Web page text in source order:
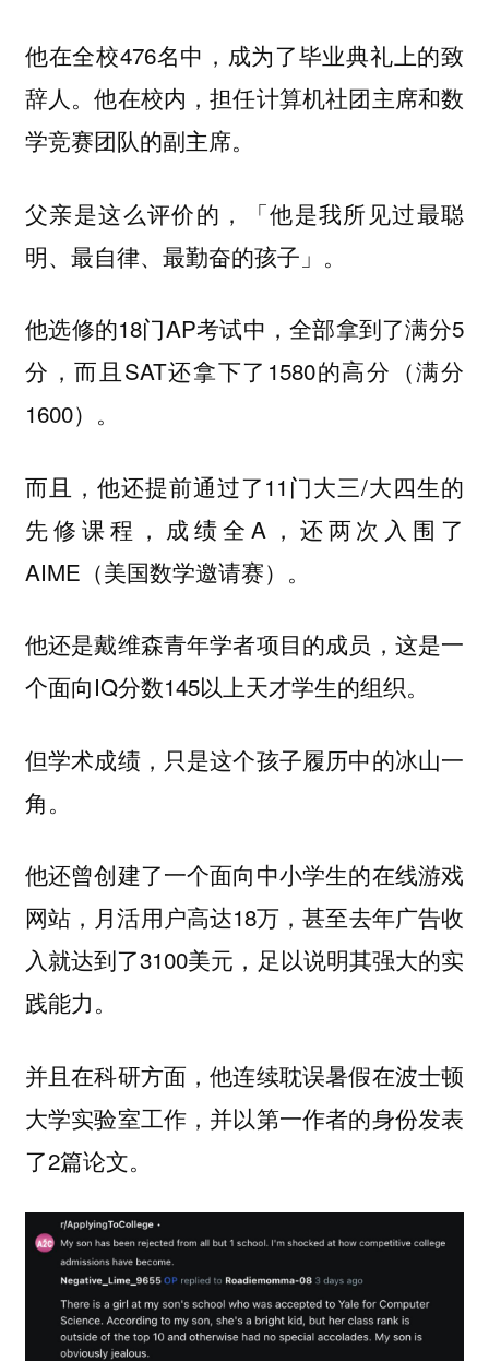
他在全校476名中，成为了毕业典礼上的致
辞人。他在校内，担任计算机社团主席和数
学竞赛团队的副主席。
父亲是这么评价的，「他是我所见过最聪
明、最自律、最勤奋的孩子」。
他选修的18门AP考试中，全部拿到了满分5
分，而且SAT还拿下了1580的高分（满分
1600）。
而且，他还提前通过了11门大三/大四生的
先修课程，成绩全A，还两次入围了
AIME（美国数学邀请赛）。
他还是戴维森青年学者项目的成员，这是一
个面向IQ分数145以上天才学生的组织。
但学术成绩，只是这个孩子履历中的冰山一
角。
他还曾创建了一个面向中小学生的在线游戏
网站，月活用户高达18万，甚至去年广告收
入就达到了3100美元，足以说明其强大的实
践能力。
并且在科研方面，他连续耽误暑假在波士顿
大学实验室工作，并以第一作者的身份发表
了2篇论文。